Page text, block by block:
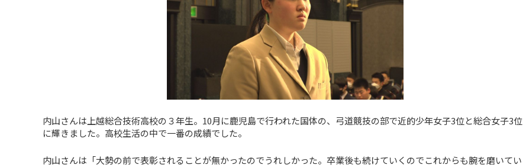
内山さんは上越総合技術高校の３年生。10月に鹿児島で行われた国体の、弓道競技の部で近的少年女子3位と総合女子3位
に輝きました。高校生活の中で一番の成績でした。
内山さんは「大勢の前で表彰されることが無かったのでうれしかった。卒業後も続けていくのでこれからも腕を磨いてい